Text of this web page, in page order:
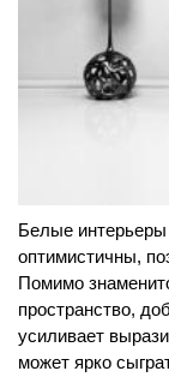
Белые интерьеры
оптимистичны,
Помимо
пространство,
усиливает
может ярко